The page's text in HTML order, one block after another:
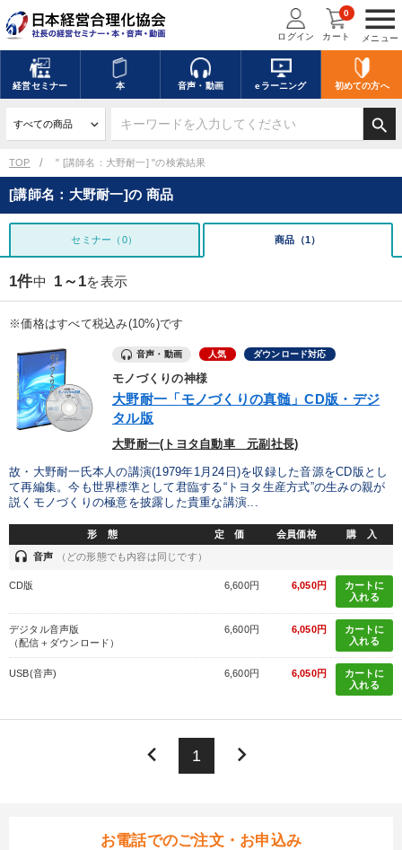
menu
メニュー
ログイン カート
0
経営セミナー 本 音声・動画 eラーニング 初めての方へ
search
TOP " [講師名：大野耐一] "の検索結果
お電話でのご注文・お申込み
[講師名：大野耐一]の 商品
セミナー（0） 商品（1）
1件中 1～1を表示
※価格はすべて税込み(10%)です
音声・動画 人気 ダウンロード対応
モノづくりの神様
大野耐一「モノづくりの真髄」CD版・デジ
タル版
大野耐一(トヨタ自動車 元副社長)
故・大野耐一氏本人の講演(1979年1月24日)を収録した音源をCD版とし
て再編集。今も世界標準として君臨する“トヨタ生産方式”の生みの親が
説くモノづくりの極意を披露した貴重な講演...
形 態 定 価 会員価格 購 入
headset 音声 （どの形態でも内容は同じです）
CD版 6,600円 6,050円
カートに
入れる
デジタル音声版
（配信＋ダウンロード）
6,600円 6,050円
カートに
入れる
USB(音声) 6,600円 6,050円
カートに
入れる
keyboard_arrow_left 1 keyboard_arrow_right